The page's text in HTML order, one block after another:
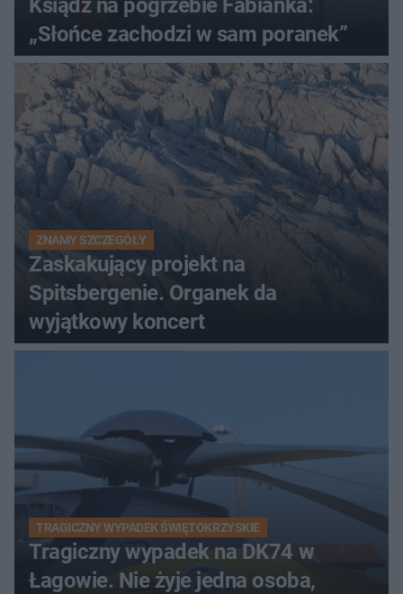
Ksiądz na pogrzebie Fabianka:
„Słońce zachodzi w sam poranek”
ZNAMY SZCZEGÓŁY
Zaskakujący projekt na
Spitsbergenie. Organek da
wyjątkowy koncert
TRAGICZNY WYPADEK ŚWIĘTOKRZYSKIE
Tragiczny wypadek na DK74 w
Łagowie. Nie żyje jedna osoba,